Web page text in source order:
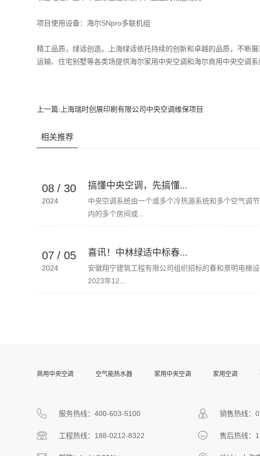
项目使用设备： 海尔SNpro多联机组
精工品质，绿适创造。上海绿适依托持续的创新和卓越的品质，不断
运输、住宅别墅等各类场提供海尔家用中央空调和海尔商用中央空调系
上一篇: 上海瑞时创展印刷有限公司中央空调维保项目
相关推荐
08 / 30
2024
搞懂中央空调，先搞懂...
中央空调系统由一个或多个冷热源系统和多个空气调
内的多个房间或...
07 / 05
2024
喜讯！中林绿适中标春...
安徽翔宁建筑工程有限公司组织招标的春和景明电梯
2023年12...
服务热线：400-603-5100 销售热线：
工程热线：188-0212-8322 售后热线：